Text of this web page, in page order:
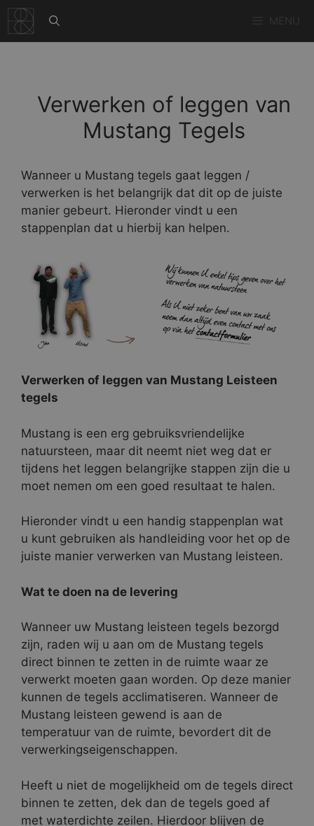
naar
de
Verwerken of leggen van
Mustang Tegels
Wanneer u Mustang tegels gaat leggen /
verwerken is het belangrijk dat dit op de juiste
manier gebeurt. Hieronder vindt u een
stappenplan dat u hierbij kan helpen.
Verwerken of leggen van Mustang Leisteen
tegels
Mustang is een erg gebruiksvriendelijke
natuursteen, maar dit neemt niet weg dat er
tijdens het leggen belangrijke stappen zijn die u
moet nemen om een goed resultaat te halen.
Hieronder vindt u een handig stappenplan wat
u kunt gebruiken als handleiding voor het op de
juiste manier verwerken van Mustang leisteen.
Wat te doen na de levering
Wanneer uw Mustang leisteen tegels bezorgd
zijn, raden wij u aan om de Mustang tegels
direct binnen te zetten in de ruimte waar ze
verwerkt moeten gaan worden. Op deze manier
kunnen de tegels acclimatiseren. Wanneer de
Mustang leisteen gewend is aan de
temperatuur van de ruimte, bevordert dit de
verwerkingseigenschappen.
Heeft u niet de mogelijkheid om de tegels direct
binnen te zetten, dek dan de tegels goed af
met waterdichte zeilen. Hierdoor blijven de